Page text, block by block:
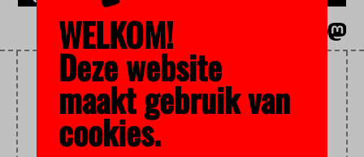
OV-VERGOEDING
WELKOM!
Deze website
maakt gebruik van
cookies.